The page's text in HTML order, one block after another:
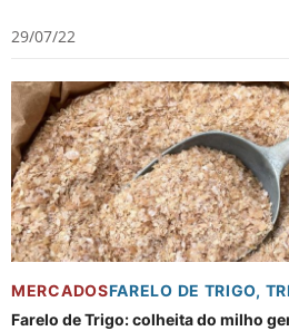
29/07/22
MERCADOSFARELO DE TRIGO,
Farelo de Trigo: colheita do milho